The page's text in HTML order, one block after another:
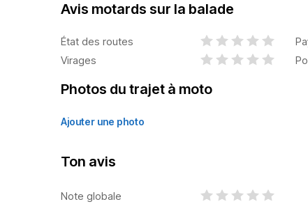
Avis motards sur la balade
État des routes
Virages
Photos du trajet à moto
Ajouter une photo
Ton avis
Note globale